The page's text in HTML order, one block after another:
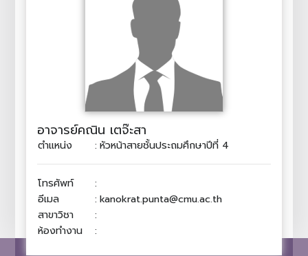
อาจารย์คณิน เตจ๊ะสา
ตำแหน่ง : หัวหน้าสายชั้นประถมศึกษาปีที่ 4
โทรศัพท์
:
อีเมล
: kanokrat.punta@cmu.ac.th
สาขาวิชา
:
ห้องทำงาน
: